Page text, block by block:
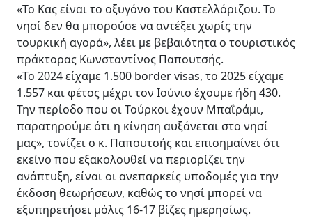
«Το Κας είναι το οξυγόνο του Καστελλόριζου. Το
νησί δεν θα μπορούσε να αντέξει χωρίς την
τουρκική αγορά», λέει με βεβαιότητα ο τουριστικός
πράκτορας Κωνσταντίνος Παπουτσής.
«Το 2024 είχαμε 1.500 border visas, το 2025 είχαμε
1.557 και φέτος μέχρι τον Ιούνιο έχουμε ήδη 430.
Την περίοδο που οι Τούρκοι έχουν Μπαΐράμι,
παρατηρούμε ότι η κίνηση αυξάνεται στο νησί
μας», τονίζει ο κ. Παπουτσής και επισημαίνει ότι
εκείνο που εξακολουθεί να περιορίζει την
ανάπτυξη, είναι οι ανεπαρκείς υποδομές για την
έκδοση θεωρήσεων, καθώς το νησί μπορεί να
εξυπηρετήσει μόλις 16-17 βίζες ημερησίως.